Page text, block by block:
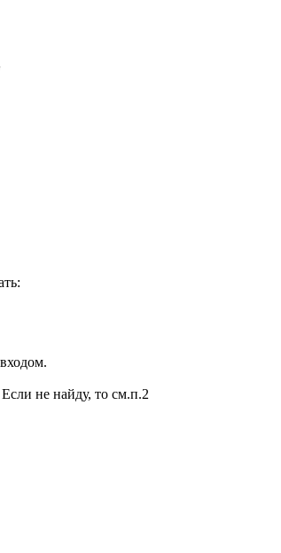
не найду, то см.п.2